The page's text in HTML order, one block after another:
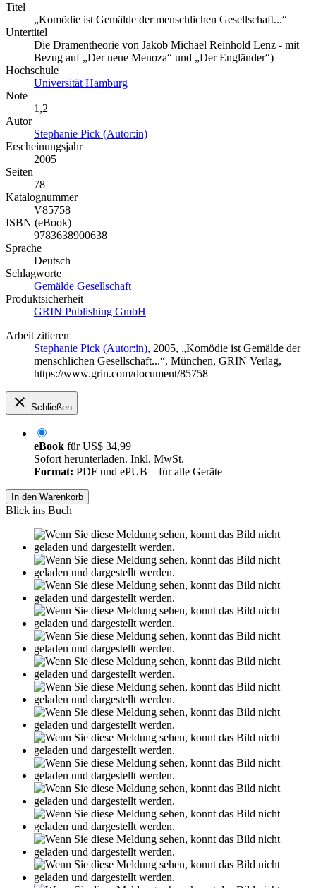
Titel
„Komödie ist Gemälde der menschlichen Gesellschaft...“
Untertitel
Die Dramentheorie von Jakob Michael Reinhold Lenz - mit
Bezug auf „Der neue Menoza“ und „Der Engländer“)
Hochschule
Universität Hamburg
Note
1,2
Autor
Stephanie Pick (Autor:in)
Erscheinungsjahr
2005
Seiten
78
Katalognummer
V85758
ISBN (eBook)
9783638900638
Sprache
Deutsch
Schlagworte
Gemälde Gesellschaft
Produktsicherheit
GRIN Publishing GmbH
Arbeit zitieren
Stephanie Pick (Autor:in), 2005, „Komödie ist Gemälde der
menschlichen Gesellschaft...“, München, GRIN Verlag,
https://www.grin.com/document/85758
Schließen
eBook fürUS$ 34,99
Sofort herunterladen. Inkl. MwSt.
Format: PDF und ePUB – für alle Geräte
In den Warenkorb
Blick ins Buch
Leseprobe aus 78 Seiten
Grin.com
Versand
Kontakt
Datenschutz
AGB
Impressum